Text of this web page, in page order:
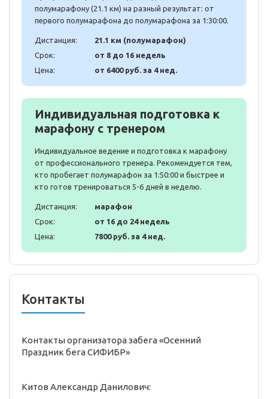
полумарафону (21.1 км) на разный результат: от
первого полумарафона до полумарафона за 1:30:00.
Дистанция:
21.1 км (полумарафон)
Срок:
от 8 до 16 недель
Цена:
от 6400 руб. за 4 нед.
Индивидуальная подготовка к
марафону с тренером
Индивидуальное ведение и подготовка к марафону
от профессионального тренера. Рекомендуется тем,
кто пробегает полумарафон за 1:50:00 и быстрее и
кто готов тренироваться 5-6 дней в неделю.
Дистанция:
марафон
Срок:
от 16 до 24 недель
Цена:
7800 руб. за 4 нед.
Контакты
Контакты организатора забега «Осенний
Праздник бега СИФИБР»
Китов Александр Данилович: